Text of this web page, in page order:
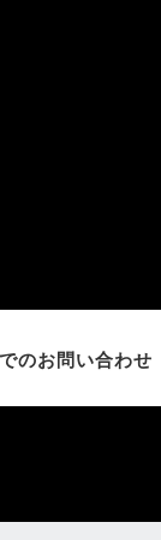
のお問い合わせ